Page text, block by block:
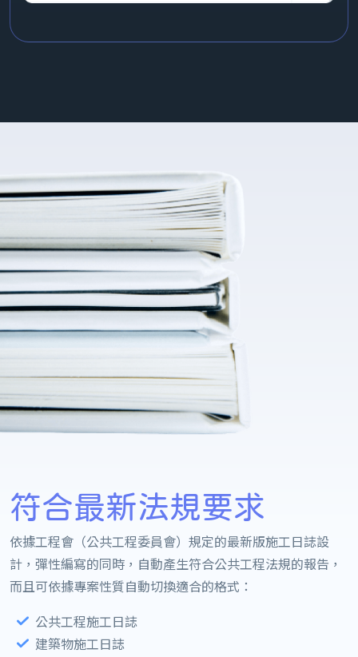
符合最新法規要求
依據工程會（公共工程委員會）規定的最新版施工日誌設
計，彈性編寫的同時，自動產生符合公共工程法規的報告，
而且可依據專案性質自動切換適合的格式：
公共工程施工日誌
建築物施工日誌